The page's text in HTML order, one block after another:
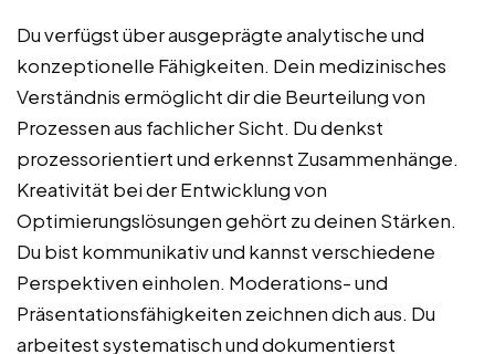
Du verfügst über ausgeprägte analytische und
konzeptionelle Fähigkeiten. Dein medizinisches
Verständnis ermöglicht dir die Beurteilung von
Prozessen aus fachlicher Sicht. Du denkst
prozessorientiert und erkennst Zusammenhänge.
Kreativität bei der Entwicklung von
Optimierungslösungen gehört zu deinen Stärken.
Du bist kommunikativ und kannst verschiedene
Perspektiven einholen. Moderations- und
Präsentationsfähigkeiten zeichnen dich aus. Du
arbeitest systematisch und dokumentierst